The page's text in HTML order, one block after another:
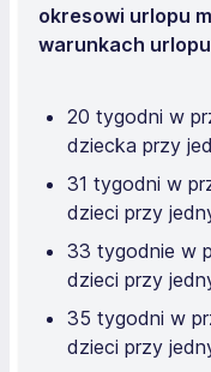
okresowi urlopu
warunkach
20 tygodni w
dziecka przy
31 tygodni w
dzieci przy
33 tygodnie w
dzieci przy
35 tygodni w
dzieci przy